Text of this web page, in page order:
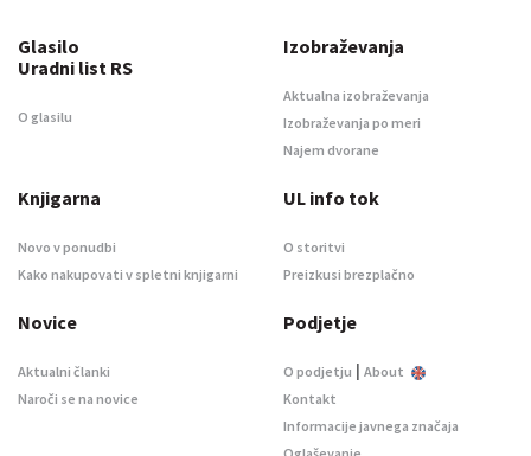
Glasilo
Uradni list RS
O glasilu
Izobraževanja
Aktualna izobraževanja
Izobraževanja po meri
Najem dvorane
Knjigarna
Novo v ponudbi
Kako nakupovati v spletni knjigarni
UL info tok
O storitvi
Preizkusi brezplačno
Novice
Aktualni članki
Naroči se na novice
Podjetje
O podjetju | About
Kontakt
Informacije javnega značaja